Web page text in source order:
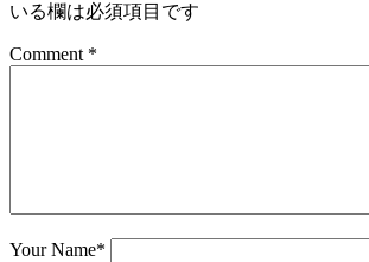
いる欄は必須項目です
Comment *
Your Name*